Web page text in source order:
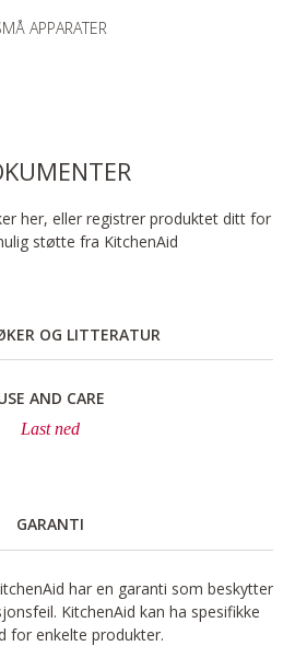
APPARATER
her, eller registrer produktet ditt for
støtte fra KitchenAid
OG LITTERATUR
AND CARE
Last ned
GARANTI
har en garanti som beskytter
KitchenAid kan ha spesifikke
for enkelte produkter.